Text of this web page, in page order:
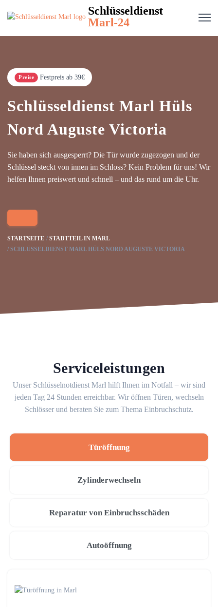
Schlüsseldienst
Marl-24
Preise Festpreis ab 39€
Schlüsseldienst Marl Hüls
Nord Auguste Victoria
Sie haben sich ausgesperrt? Die Tür wurde zugezogen und der
Schlüssel steckt von innen im Schloss? Kein Problem für uns! Wir
helfen Ihnen preiswert und schnell – und das rund um die Uhr.
STARTSEITE
STADTTEIL IN MARL
SCHLÜSSELDIENST MARL HÜLS NORD AUGUSTE VICTORIA
Serviceleistungen
Unser Schlüsselnotdienst Marl hilft Ihnen im Notfall – wir sind
jeden Tag 24 Stunden erreichbar. Wir öffnen Türen, wechseln
Schlösser und beraten Sie zum Thema Einbruchschutz.
Türöffnung
Zylinderwechseln
Reparatur von Einbruchsschäden
Autoöffnung